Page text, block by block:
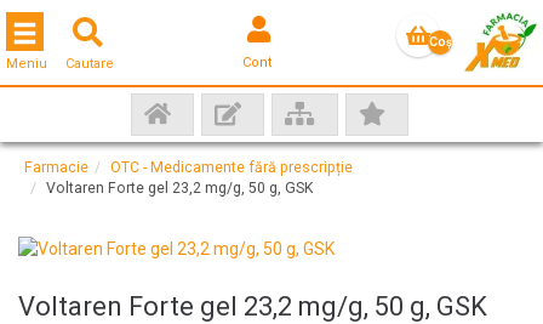
Cautare Cont
Coş
Toggle navigation
Meniu
Farmacie
OTC - Medicamente fără prescripție
Voltaren Forte gel 23,2 mg/g, 50 g, GSK
Voltaren Forte gel 23,2 mg/g, 50 g, GSK